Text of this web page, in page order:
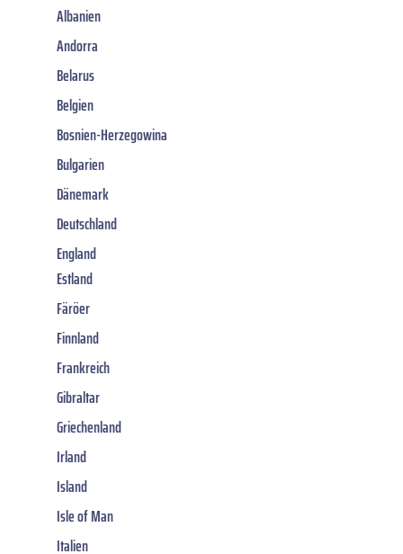
Albanien
Andorra
Belarus
Belgien
Bosnien-Herzegowina
Bulgarien
Dänemark
Deutschland
England
Estland
Färöer
Finnland
Frankreich
Gibraltar
Griechenland
Irland
Island
Isle of Man
Italien